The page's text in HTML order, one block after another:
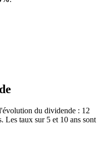
du dividende : 12
Les taux sur 5 et 10 ans sont